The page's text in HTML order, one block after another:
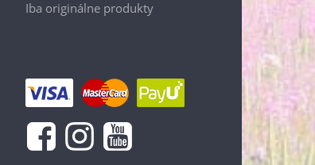
Iba originálne produkty